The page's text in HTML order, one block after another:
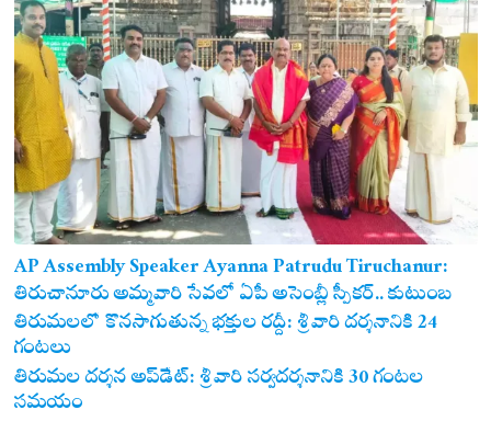
AP Assembly Speaker Ayanna Patrudu Tiruchanur:
తిరుచానూరు అమ్మవారి సేవలో ఏపీ అసెంబ్లీ స్పీకర్.. కుటుంబ
సమేతంగా దర్శించుకున్న అయ్యన్నపాత్రుడు!
తిరుమలలో కొనసాగుతున్న భక్తుల రద్దీ: శ్రీవారి దర్శనానికి 24
గంటలు
తిరుమల దర్శన అప్‌డేట్: శ్రీవారి సర్వదర్శనానికి 30 గంటల
సమయం